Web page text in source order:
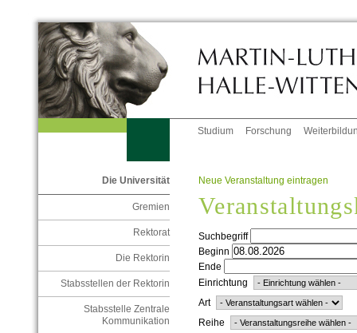
Studium Forschung
Die Universität
Gremien
Rektorat
Die Rektorin
Stabsstellen der Rektorin
Stabsstelle Zentrale
Kommunikation
Neue Veranstaltung eintragen
Suchbegriff
Beginn
Ende
Einrichtung
Art
Reihe